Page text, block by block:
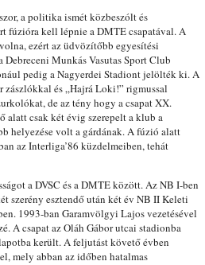
a politika ismét közbeszólt és
fúzióra kell lépnie a DMTE csapatával. A
ezért az üdvözítőbb egyesítési
Munkás Vasutas Sport Club
pedig a Nagyerdei Stadiont jelölték ki. A
és „Hajrá Loki!” rigmussal
de az tény hogy a csapat XX.
alatt csak két évig szerepelt a klub a
helyezése volt a gárdának. A fúzió alatt
az Interliga’86 küzdelmeiben, tehát
a DVSC és a DMTE között. Az NB I-ben
szerény esztendő után két év NB II Keleti
1993-ban Garamvölgyi Lajos vezetésével
A csapat az Oláh Gábor utcai stadionba
került. A feljutást követő évben
mely abban az időben hatalmas